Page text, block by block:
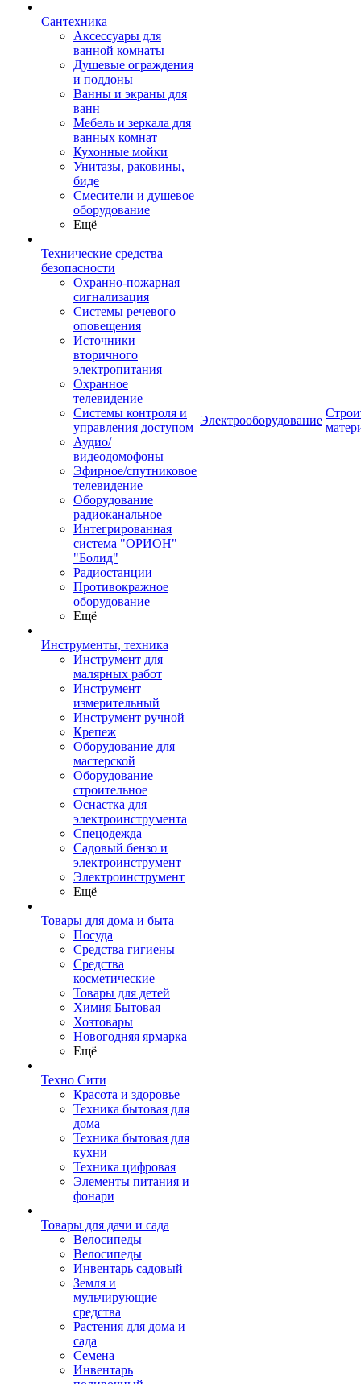
Сантехника
Аксессуары для
ванной комнаты
Душевые ограждения
и поддоны
Ванны и экраны для
ванн
Мебель и зеркала для
ванных комнат
Кухонные мойки
Унитазы, раковины,
биде
Смесители и душевое
оборудование
Ещё
Технические средства
безопасности
Охранно-пожарная
сигнализация
Системы речевого
оповещения
Источники
вторичного
электропитания
Охранное
телевидение
Системы контроля и
управления доступом
Аудио/
видеодомофоны
Эфирное/спутниковое
телевидение
Оборудование
радиоканальное
Интегрированная
система "ОРИОН"
"Болид"
Радиостанции
Противокражное
оборудование
Ещё
Инструменты, техника
Инструмент для
малярных работ
Инструмент
измерительный
Инструмент ручной
Крепеж
Оборудование для
мастерской
Оборудование
строительное
Оснастка для
электроинструмента
Спецодежда
Садовый бензо и
электроинструмент
Электроинструмент
Ещё
Товары для дома и быта
Посуда
Средства гигиены
Средства
косметические
Товары для детей
Химия Бытовая
Хозтовары
Новогодняя ярмарка
Ещё
Техно Сити
Красота и здоровье
Техника бытовая для
дома
Техника бытовая для
кухни
Техника цифровая
Элементы питания и
фонари
Товары для дачи и сада
Велосипеды
Велосипеды
Инвентарь садовый
Земля и
мульчирующие
средства
Растения для дома и
сада
Семена
Инвентарь
Электрооборудование